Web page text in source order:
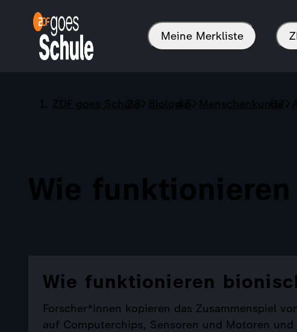
Meine Merkliste
ZDF goes Schule Biologie Menschenkunde
Wie
Wie funktionieren
Forscher*innen kopieren das Zusammenspiel
auf Computerchips, Sensoren und Motoren